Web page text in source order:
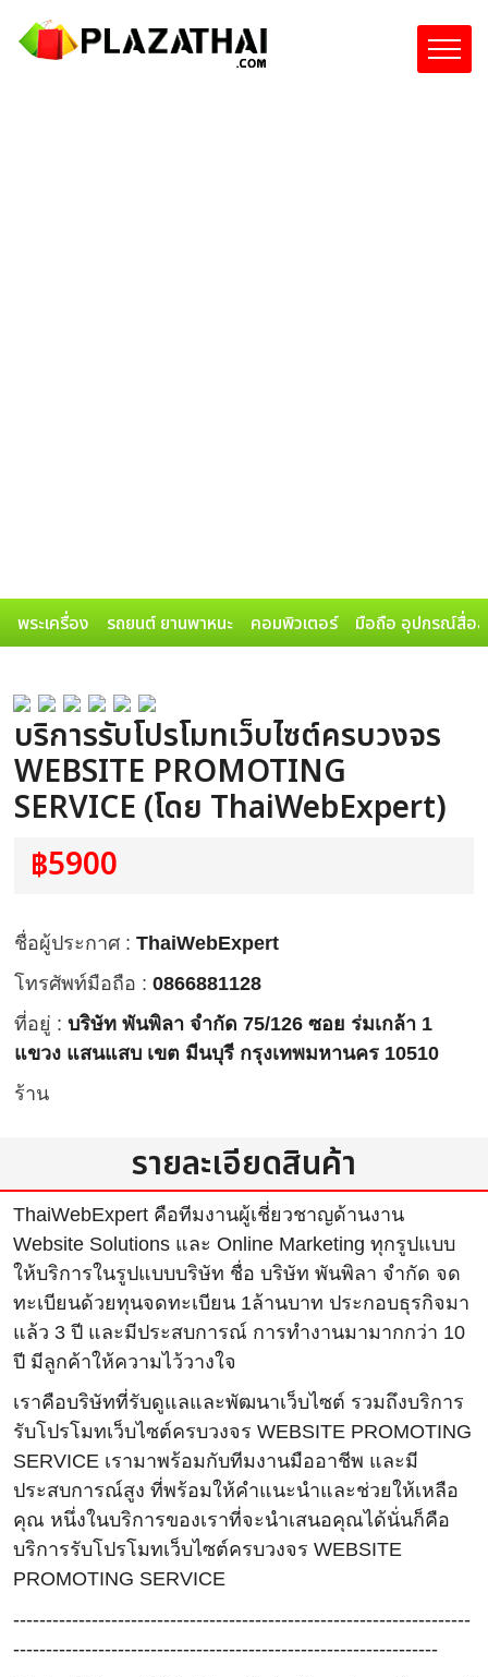
พระเครื่อง รถยนต์ ยานพาหนะ คอมพิวเตอร์ มือถือ อุปกรณ์สื่อส
บริการรับโปรโมทเว็บไซต์ครบวงจร
WEBSITE PROMOTING
SERVICE (โดย ThaiWebExpert)
฿5900
ชื่อผู้ประกาศ : ThaiWebExpert
โทรศัพท์มือถือ : 0866881128
ที่อยู่ : บริษัท พันพิลา จำกัด 75/126 ซอย ร่มเกล้า 1
แขวง แสนแสบ เขต มีนบุรี กรุงเทพมหานคร 10510
ร้าน
รายละเอียดสินค้า
ThaiWebExpert คือทีมงานผู้เชี่ยวชาญด้านงาน
Website Solutions และ Online Marketing ทุกรูปแบบ
ให้บริการในรูปแบบบริษัท ชื่อ บริษัท พันพิลา จำกัด จด
ทะเบียนด้วยทุนจดทะเบียน 1ล้านบาท ประกอบธุรกิจมา
แล้ว 3 ปี และมีประสบการณ์ การทำงานมามากกว่า 10
ปี มีลูกค้าให้ความไว้วางใจ
เราคือบริษัทที่รับดูแลและพัฒนาเว็บไซต์ รวมถึงบริการ
รับโปรโมทเว็บไซต์ครบวงจร WEBSITE PROMOTING
SERVICE เรามาพร้อมกับทีมงานมืออาชีพ และมี
ประสบการณ์สูง ที่พร้อมให้คำแนะนำและช่วยให้เหลือ
คุณ หนึ่งในบริการของเราที่จะนำเสนอคุณได้นั่นก็คือ
บริการรับโปรโมทเว็บไซต์ครบวงจร WEBSITE
PROMOTING SERVICE
----------------------------------------------------------------------
-----------------------------------------------------------------